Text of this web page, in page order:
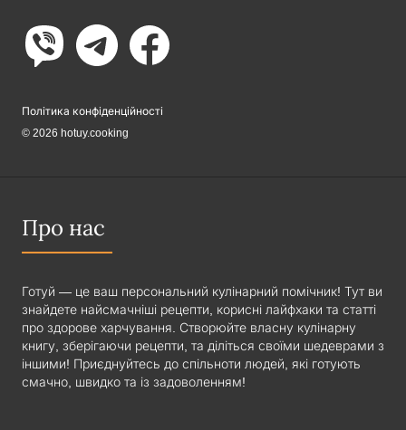
Політика конфіденційності
© 2026 hotuy.cooking
Про нас
Готуй — це ваш персональний кулінарний помічник! Тут ви
знайдете найсмачніші рецепти, корисні лайфхаки та статті
про здорове харчування. Створюйте власну кулінарну
книгу, зберігаючи рецепти, та діліться своїми шедеврами з
іншими! Приєднуйтесь до спільноти людей, які готують
смачно, швидко та із задоволенням!